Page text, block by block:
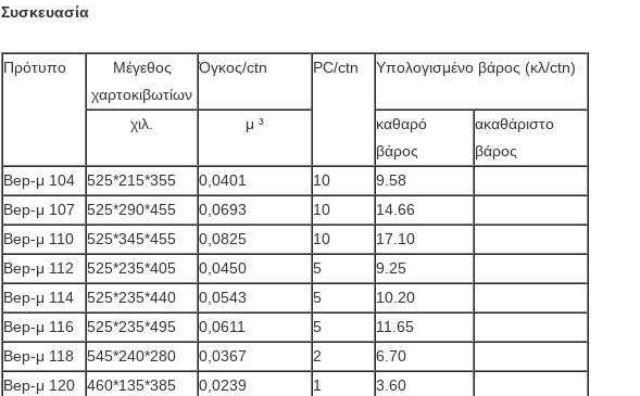
Συσκευασία
Πρότυπο
Μέγεθος
χαρτοκιβωτίων
Όγκος/ctn PC/ctn Υπολογισμένο βάρος (κλ/ctn)
χιλ. μ ³
καθαρό
βάρος
ακαθάριστο
βάρος
Bep-μ 104
525*215*355 0,0401 10
9.58
Bep-μ 107
525*290*455 0,0693 10
14.66
Bep-μ 110
525*345*455 0,0825 10
17.10
Bep-μ 112
525*235*405 0,0450 5
9.25
Bep-μ 114
525*235*440 0,0543 5
10.20
Bep-μ 116
525*235*495 0,0611 5
11.65
Bep-μ 118
545*240*280 0,0367 2
6.70
Bep-μ 120
460*135*385 0,0239 1
3.60